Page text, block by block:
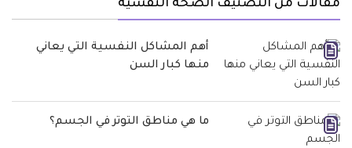
مقالات من التصنيف الصحة النفسية
أهم المشاكل النفسية التي يعاني
منها كبار السن
ما هي مناطق التوتر في الجسم؟